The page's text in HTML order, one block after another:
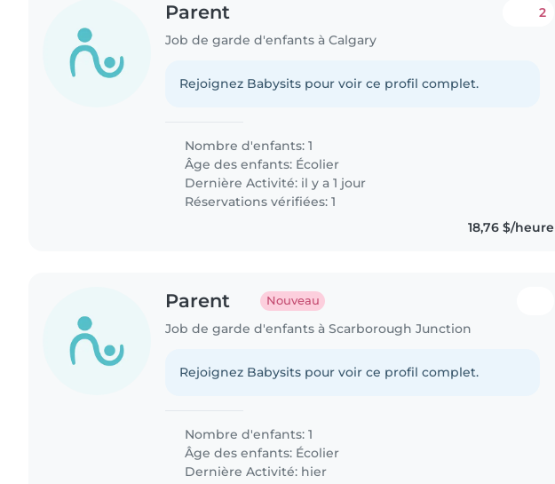
Parent
Job de garde d'enfants à Calgary
2
Rejoignez Babysits pour voir ce profil complet.
Nombre d'enfants: 1
Âge des enfants: Écolier
Dernière Activité: il y a 1 jour
Réservations vérifiées: 1
18,76 $/heure
Parent Nouveau
Job de garde d'enfants à Scarborough Junction
Rejoignez Babysits pour voir ce profil complet.
Nombre d'enfants: 1
Âge des enfants: Écolier
Dernière Activité: hier